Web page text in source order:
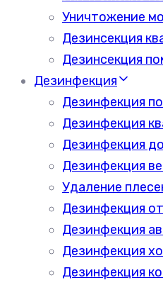
Уничтожение
Дезинсекция
Дезинсекция
Дезинфекция
Дезинфекция
Дезинфекция
Дезинфекция
Дезинфекция
Удаление
Дезинфекция
Дезинфекция
Дезинфекция
Дезинфекция